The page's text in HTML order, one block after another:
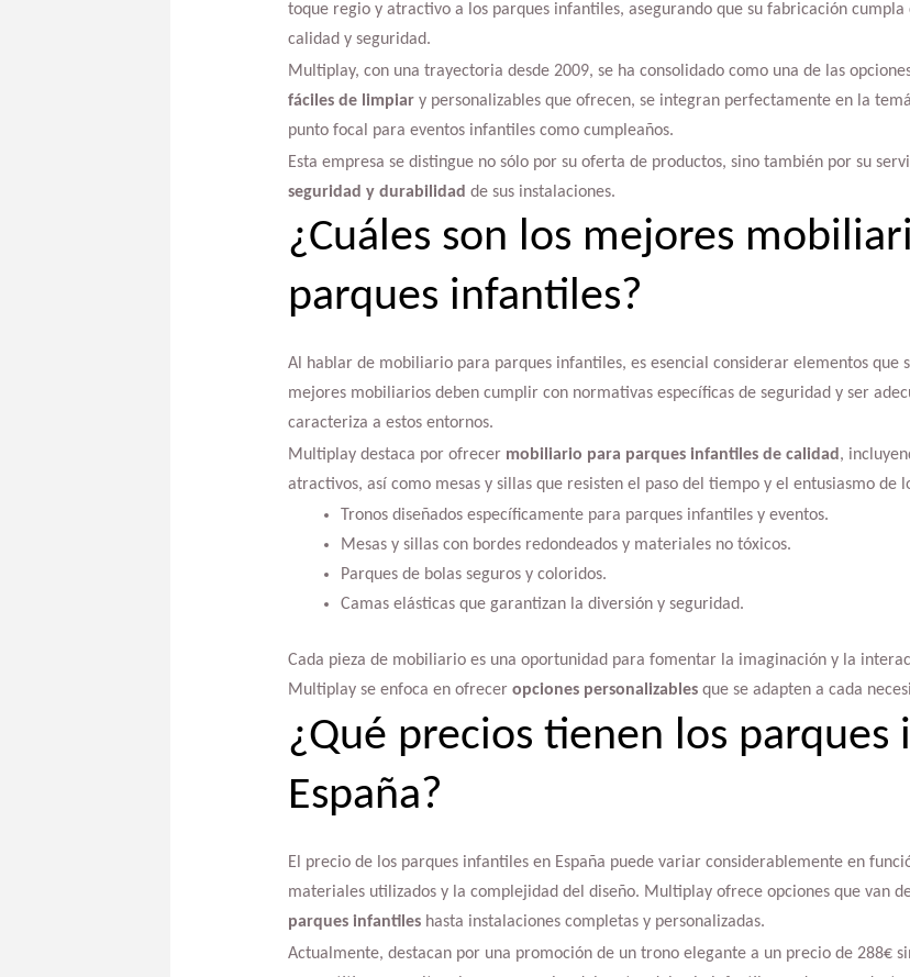
toque regio y atractivo a los parques infantiles, asegurando que su fabricación cumpla
calidad y seguridad.
Multiplay, con una trayectoria desde 2009, se ha consolidado como una de las
fáciles de limpiary personalizables que ofrecen, se integran perfectamente en la
punto focal para eventos infantiles como cumpleaños.
Esta empresa se distingue no sólo por su oferta de productos, sino también por su
seguridad y durabilidad de sus instalaciones.
¿Cuáles son los mejores
parques infantiles?
Al hablar de mobiliario para parques infantiles, es esencial considerar elementos que
mejores mobiliarios deben cumplir con normativas específicas de seguridad y ser
caracteriza a estos entornos.
Multiplay destaca por ofrecer mobiliario para parques infantiles de calidad ,
atractivos, así como mesas y sillas que resisten el paso del tiempo y el entusiasmo de
Tronos diseñados específicamente para parques infantiles y eventos.
Mesas y sillas con bordes redondeados y materiales no tóxicos.
Parques de bolas seguros y coloridos.
Camas elásticas que garantizan la diversión y seguridad.
Cada pieza de mobiliario es una oportunidad para fomentar la imaginación y la
Multiplay se enfoca en ofrecer opciones personalizablesque se adapten a cada
¿Qué precios tienen los parques
España?
El precio de los parques infantiles en España puede variar considerablemente en
materiales utilizados y la complejidad del diseño. Multiplay ofrece opciones que van
parques infantileshasta instalaciones completas y personalizadas.
Actualmente, destacan por una promoción de un trono elegante a un precio de 288€